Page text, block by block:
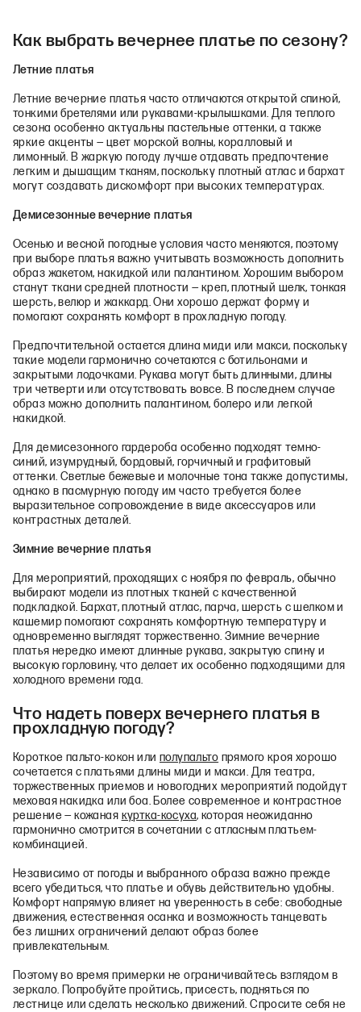
Как выбрать вечернее платье по сезону?
Летние платья
Летние вечерние платья часто отличаются открытой спиной,
тонкими бретелями или рукавами-крылышками. Для теплого
сезона особенно актуальны пастельные оттенки, а также
яркие акценты — цвет морской волны, коралловый и
лимонный. В жаркую погоду лучше отдавать предпочтение
легким и дышащим тканям, поскольку плотный атлас и бархат
могут создавать дискомфорт при высоких температурах.
Демисезонные вечерние платья
Осенью и весной погодные условия часто меняются, поэтому
при выборе платья важно учитывать возможность дополнить
образ жакетом, накидкой или палантином. Хорошим выбором
станут ткани средней плотности — креп, плотный шелк, тонкая
шерсть, велюр и жаккард. Они хорошо держат форму и
помогают сохранять комфорт в прохладную погоду.
Предпочтительной остается длина миди или макси, поскольку
такие модели гармонично сочетаются с ботильонами и
закрытыми лодочками. Рукава могут быть длинными, длины
три четверти или отсутствовать вовсе. В последнем случае
образ можно дополнить палантином, болеро или легкой
накидкой.
Для демисезонного гардероба особенно подходят темно-
синий, изумрудный, бордовый, горчичный и графитовый
оттенки. Светлые бежевые и молочные тона также допустимы,
однако в пасмурную погоду им часто требуется более
выразительное сопровождение в виде аксессуаров или
контрастных деталей.
Зимние вечерние платья
Для мероприятий, проходящих с ноября по февраль, обычно
выбирают модели из плотных тканей с качественной
подкладкой. Бархат, плотный атлас, парча, шерсть с шелком и
кашемир помогают сохранять комфортную температуру и
одновременно выглядят торжественно. Зимние вечерние
платья нередко имеют длинные рукава, закрытую спину и
высокую горловину, что делает их особенно подходящими для
холодного времени года.
Что надеть поверх вечернего платья в
прохладную погоду?
Короткое пальто-кокон или полупальто прямого кроя хорошо
сочетается с платьями длины миди и макси. Для театра,
торжественных приемов и новогодних мероприятий подойдут
меховая накидка или боа. Более современное и контрастное
решение — кожаная куртка-косуха, которая неожиданно
гармонично смотрится в сочетании с атласным платьем-
комбинацией.
Независимо от погоды и выбранного образа важно прежде
всего убедиться, что платье и обувь действительно удобны.
Комфорт напрямую влияет на уверенность в себе: свободные
движения, естественная осанка и возможность танцевать
без лишних ограничений делают образ более
привлекательным.
Поэтому во время примерки не ограничивайтесь взглядом в
зеркало. Попробуйте пройтись, присесть, подняться по
лестнице или сделать несколько движений. Спросите себя не